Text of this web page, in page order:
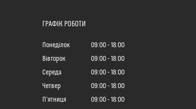
ГРАФІК РОБОТИ
Понеділок 09:00
18:00
Вівторок
09:00
18:00
Середа
09:00
18:00
Четвер
09:00
18:00
Пʼятниця
09:00 18:00